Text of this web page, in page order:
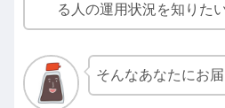
る人の運用状況を知りたい
そんなあなたにお届